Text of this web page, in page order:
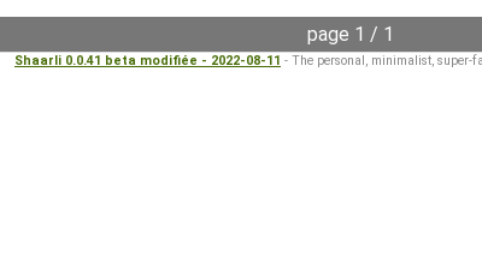
page 1 / 1
Shaarli 0.0.41 beta modifiée - 2022-08-11 - The personal, minimalist, super-